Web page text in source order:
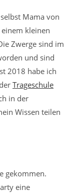
Mama von
kleinen
Zwerge sind im
und sind
2018 habe ich
Trageschule
in der
Wissen teilen
gekommen.
eine